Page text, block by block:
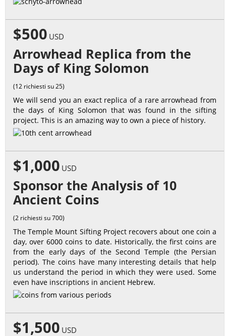
$500 USD
Arrowhead Replica from the
Days of King Solomon
(12 richiesti su 25)
We will send you an exact replica of a rare arrowhead from
the days of King Solomon that was found in the sifting
project. This is an amazing way to own a piece of history.
$1,000 USD
Sponsor the Analysis of 10
Ancient Coins
(2 richiesti su 700)
The Temple Mount Sifting Project recovers about one coin a
day, over 6000 coins to date. Historically, the first coins are
from the early days of the Second Temple (the Persian
period). The coins have many interesting details that help
us understand the period in which they were used. Some
even have inscriptions in ancient Hebrew.
$1,500 USD